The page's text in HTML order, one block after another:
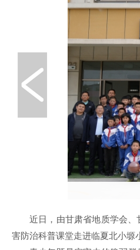
近日，由甘肃省地质学会
害防治科普课堂走进临夏北小塬